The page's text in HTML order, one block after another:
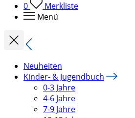
0
Merkliste
Menü
Neuheiten
Kinder- & Jugendbuch
0-3 Jahre
4-6 Jahre
7-9 Jahre